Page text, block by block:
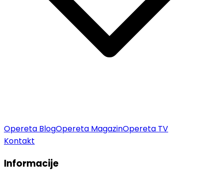
Opereta BlogOpereta MagazinOpereta TV
Kontakt
Informacije